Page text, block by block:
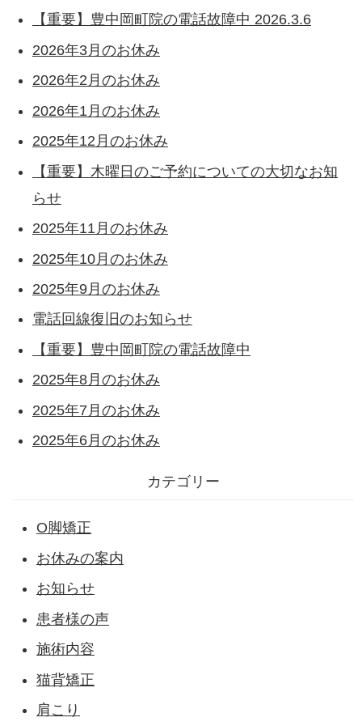
【重要】豊中岡町院の電話故障中 2026.3.6
2026年3月のお休み
2026年2月のお休み
2026年1月のお休み
2025年12月のお休み
【重要】木曜日のご予約についての大切なお知
らせ
2025年11月のお休み
2025年10月のお休み
2025年9月のお休み
電話回線復旧のお知らせ
【重要】豊中岡町院の電話故障中
2025年8月のお休み
2025年7月のお休み
2025年6月のお休み
カテゴリー
O脚矯正
お休みの案内
お知らせ
患者様の声
施術内容
猫背矯正
肩こり